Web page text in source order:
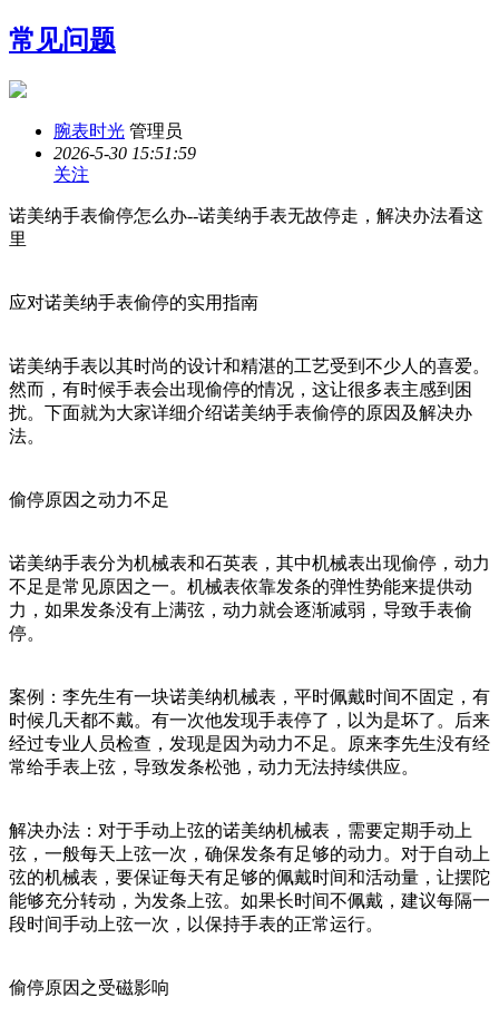
常见问题
腕表时光 管理员
2026-5-30 15:51:59
关注
诺美纳手表偷停怎么办--诺美纳手表无故停走，解决办法看这
里
应对诺美纳手表偷停的实用指南
诺美纳手表以其时尚的设计和精湛的工艺受到不少人的喜爱。
然而，有时候手表会出现偷停的情况，这让很多表主感到困
扰。下面就为大家详细介绍诺美纳手表偷停的原因及解决办
法。
偷停原因之动力不足
诺美纳手表分为机械表和石英表，其中机械表出现偷停，动力
不足是常见原因之一。机械表依靠发条的弹性势能来提供动
力，如果发条没有上满弦，动力就会逐渐减弱，导致手表偷
停。
案例：李先生有一块诺美纳机械表，平时佩戴时间不固定，有
时候几天都不戴。有一次他发现手表停了，以为是坏了。后来
经过专业人员检查，发现是因为动力不足。原来李先生没有经
常给手表上弦，导致发条松弛，动力无法持续供应。
解决办法：对于手动上弦的诺美纳机械表，需要定期手动上
弦，一般每天上弦一次，确保发条有足够的动力。对于自动上
弦的机械表，要保证每天有足够的佩戴时间和活动量，让摆陀
能够充分转动，为发条上弦。如果长时间不佩戴，建议每隔一
段时间手动上弦一次，以保持手表的正常运行。
偷停原因之受磁影响